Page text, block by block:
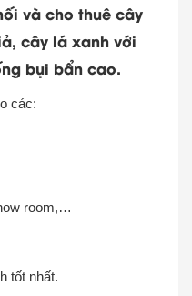
và cho thuê cây
cây lá xanh với
bụi bẩn cao.
các:
room,…
tốt nhất.